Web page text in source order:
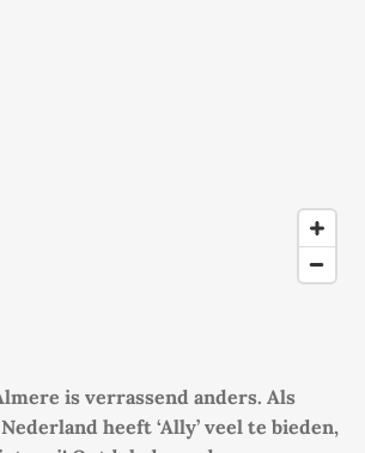
is verrassend anders. Als
heeft ‘Ally’ veel te bieden,